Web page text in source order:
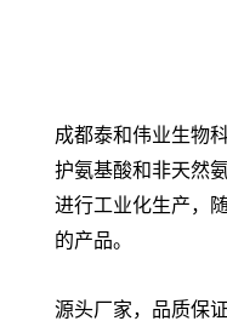
成都泰和伟业生物
护氨基酸和非天然
进行工业化生产，
的产品。
源头厂家，品质保证